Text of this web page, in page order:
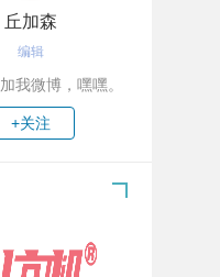
丘加森
编辑
我微博，嘿嘿。
+关注